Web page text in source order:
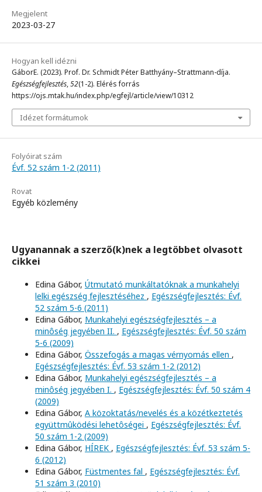
Megjelent
2023-03-27
Hogyan kell idézni
GáborE. (2023). Prof. Dr. Schmidt Péter Batthyány–Strattmann-díja.
Egészségfejlesztés,52(1-2). Elérés forrás
https://ojs.mtak.hu/index.php/egfejl/article/view/10312
Idézet formátumok
Folyóirat szám
Évf. 52 szám 1-2 (2011)
Rovat
Egyéb közlemény
Ugyanannak a szerző(k)nek a legtöbbet olvasott
cikkei
Edina Gábor, Útmutató munkáltatóknak a munkahelyi
lelki egészség fejlesztéséhez , Egészségfejlesztés: Évf.
52 szám 5-6 (2011)
Edina Gábor, Munkahelyi egészségfejlesztés – a
minôség jegyében II. , Egészségfejlesztés: Évf. 50 szám
5-6 (2009)
Edina Gábor, Összefogás a magas vérnyomás ellen ,
Egészségfejlesztés: Évf. 53 szám 1-2 (2012)
Edina Gábor, Munkahelyi egészségfejlesztés – a
minôség jegyében I. , Egészségfejlesztés: Évf. 50 szám 4
(2009)
Edina Gábor, A közoktatás/nevelés és a közétkeztetés
együttmûködési lehetôségei , Egészségfejlesztés: Évf.
50 szám 1-2 (2009)
Edina Gábor, HÍREK , Egészségfejlesztés: Évf. 53 szám 5-
6 (2012)
Edina Gábor, Füstmentes fal , Egészségfejlesztés: Évf.
51 szám 3 (2010)